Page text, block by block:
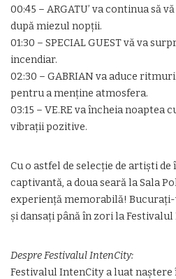
00:45 – ARGATU’ va continua să
după miezul nopții.
01:30 – SPECIAL GUEST vă va
incendiar.
02:30 – GABRIAN va aduce
pentru a menține atmosfera.
03:15 – VE.RE va încheia noaptea
vibrații pozitive.
Cu o astfel de selecție de artiști
captivantă, a doua seară la Sala
experiență memorabilă!
și dansați până în zori la
Despre Festivalul IntenCity:
Festivalul IntenCity a luat naștere